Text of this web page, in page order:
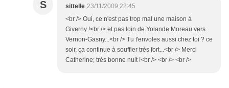
S sittelle 23/11/2009 22:45
<br /> Oui, ce n'est pas trop mal une maison à
Giverny !<br /> et pas loin de Yolande Moreau vers
Vernon-Gasny...<br /> Tu t'envoles aussi chez toi ? ce
soir, ça continue à souffler très fort...<br /> Merci
Catherine; très bonne nuit !<br /> <br /> <br />